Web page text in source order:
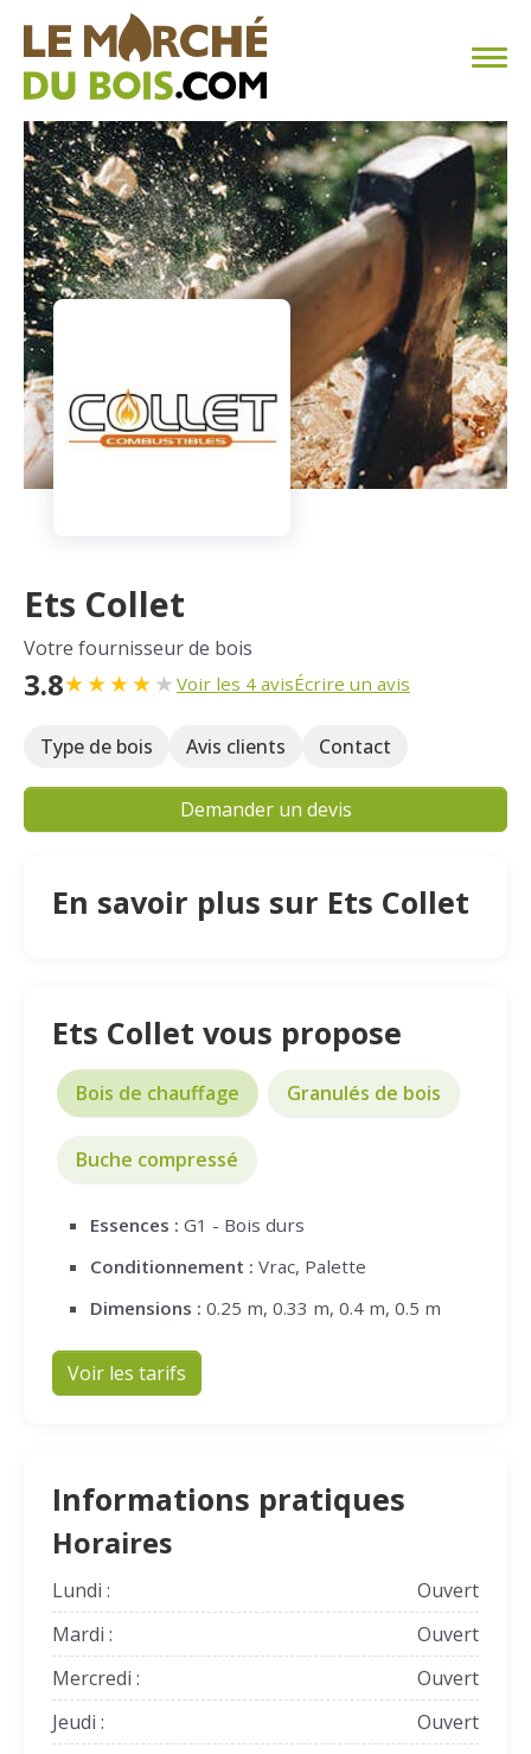
CHAUFFAGE AU BOIS
FAQ
CALCULER SA CONSOMMATION
TROUVER SON FOURNISSEUR
BLOG
ESPACE PRO
Ets Collet
Votre fournisseur de bois
3.8★★★★★ Voir les 4 avisÉcrire un avis
Type de bois Avis clients Contact
Demander un devis
En savoir plus sur Ets Collet
Ets Collet vous propose
Bois de chauffage Granulés de bois
Buche compressé
Essences : G1 - Bois durs
Conditionnement : Vrac, Palette
Dimensions : 0.25 m, 0.33 m, 0.4 m, 0.5 m
Voir les tarifs
Informations pratiques
Horaires
Lundi :
Ouvert
Mardi :
Ouvert
Mercredi :
Ouvert
Jeudi :
Ouvert